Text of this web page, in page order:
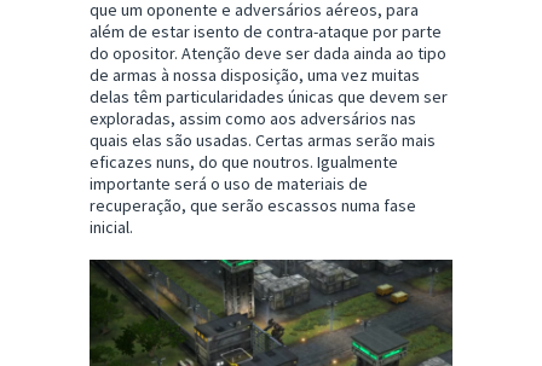
que um oponente e adversários aéreos, para
além de estar isento de contra-ataque por parte
do opositor. Atenção deve ser dada ainda ao tipo
de armas à nossa disposição, uma vez muitas
delas têm particularidades únicas que devem ser
exploradas, assim como aos adversários nas
quais elas são usadas. Certas armas serão mais
eficazes nuns, do que noutros. Igualmente
importante será o uso de materiais de
recuperação, que serão escassos numa fase
inicial.